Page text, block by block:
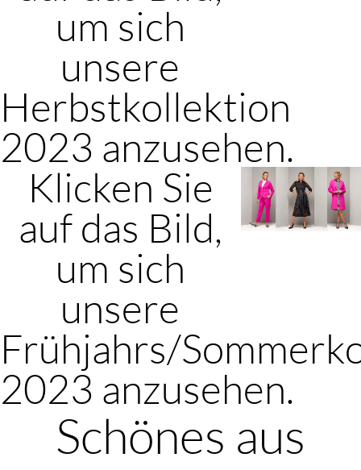
um sich
unsere
Herbstkollektion
2023 anzusehen.
Klicken Sie
auf das Bild,
um sich
unsere
Frühjahrs/
2023 anzusehen.
Schönes aus